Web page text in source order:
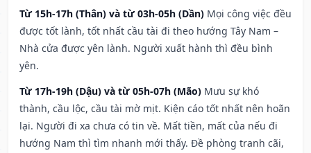
Từ 15h-17h (Thân) và từ 03h-05h (Dần) Mọi công việc đều
được tốt lành, tốt nhất cầu tài đi theo hướng Tây Nam –
Nhà cửa được yên lành. Người xuất hành thì đều bình
yên.
Từ 17h-19h (Dậu) và từ 05h-07h (Mão) Mưu sự khó
thành, cầu lộc, cầu tài mờ mịt. Kiện cáo tốt nhất nên hoãn
lại. Người đi xa chưa có tin về. Mất tiền, mất của nếu đi
hướng Nam thì tìm nhanh mới thấy. Đề phòng tranh cãi,